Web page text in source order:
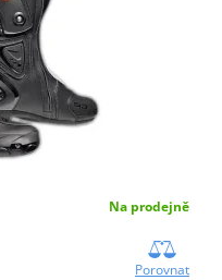
Na prodejně
Porovnat